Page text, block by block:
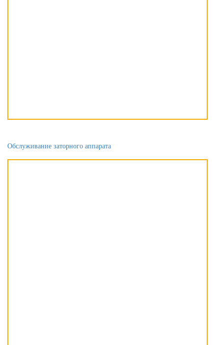
Обслуживание заторного аппарата